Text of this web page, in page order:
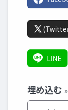
LINE
埋め込む